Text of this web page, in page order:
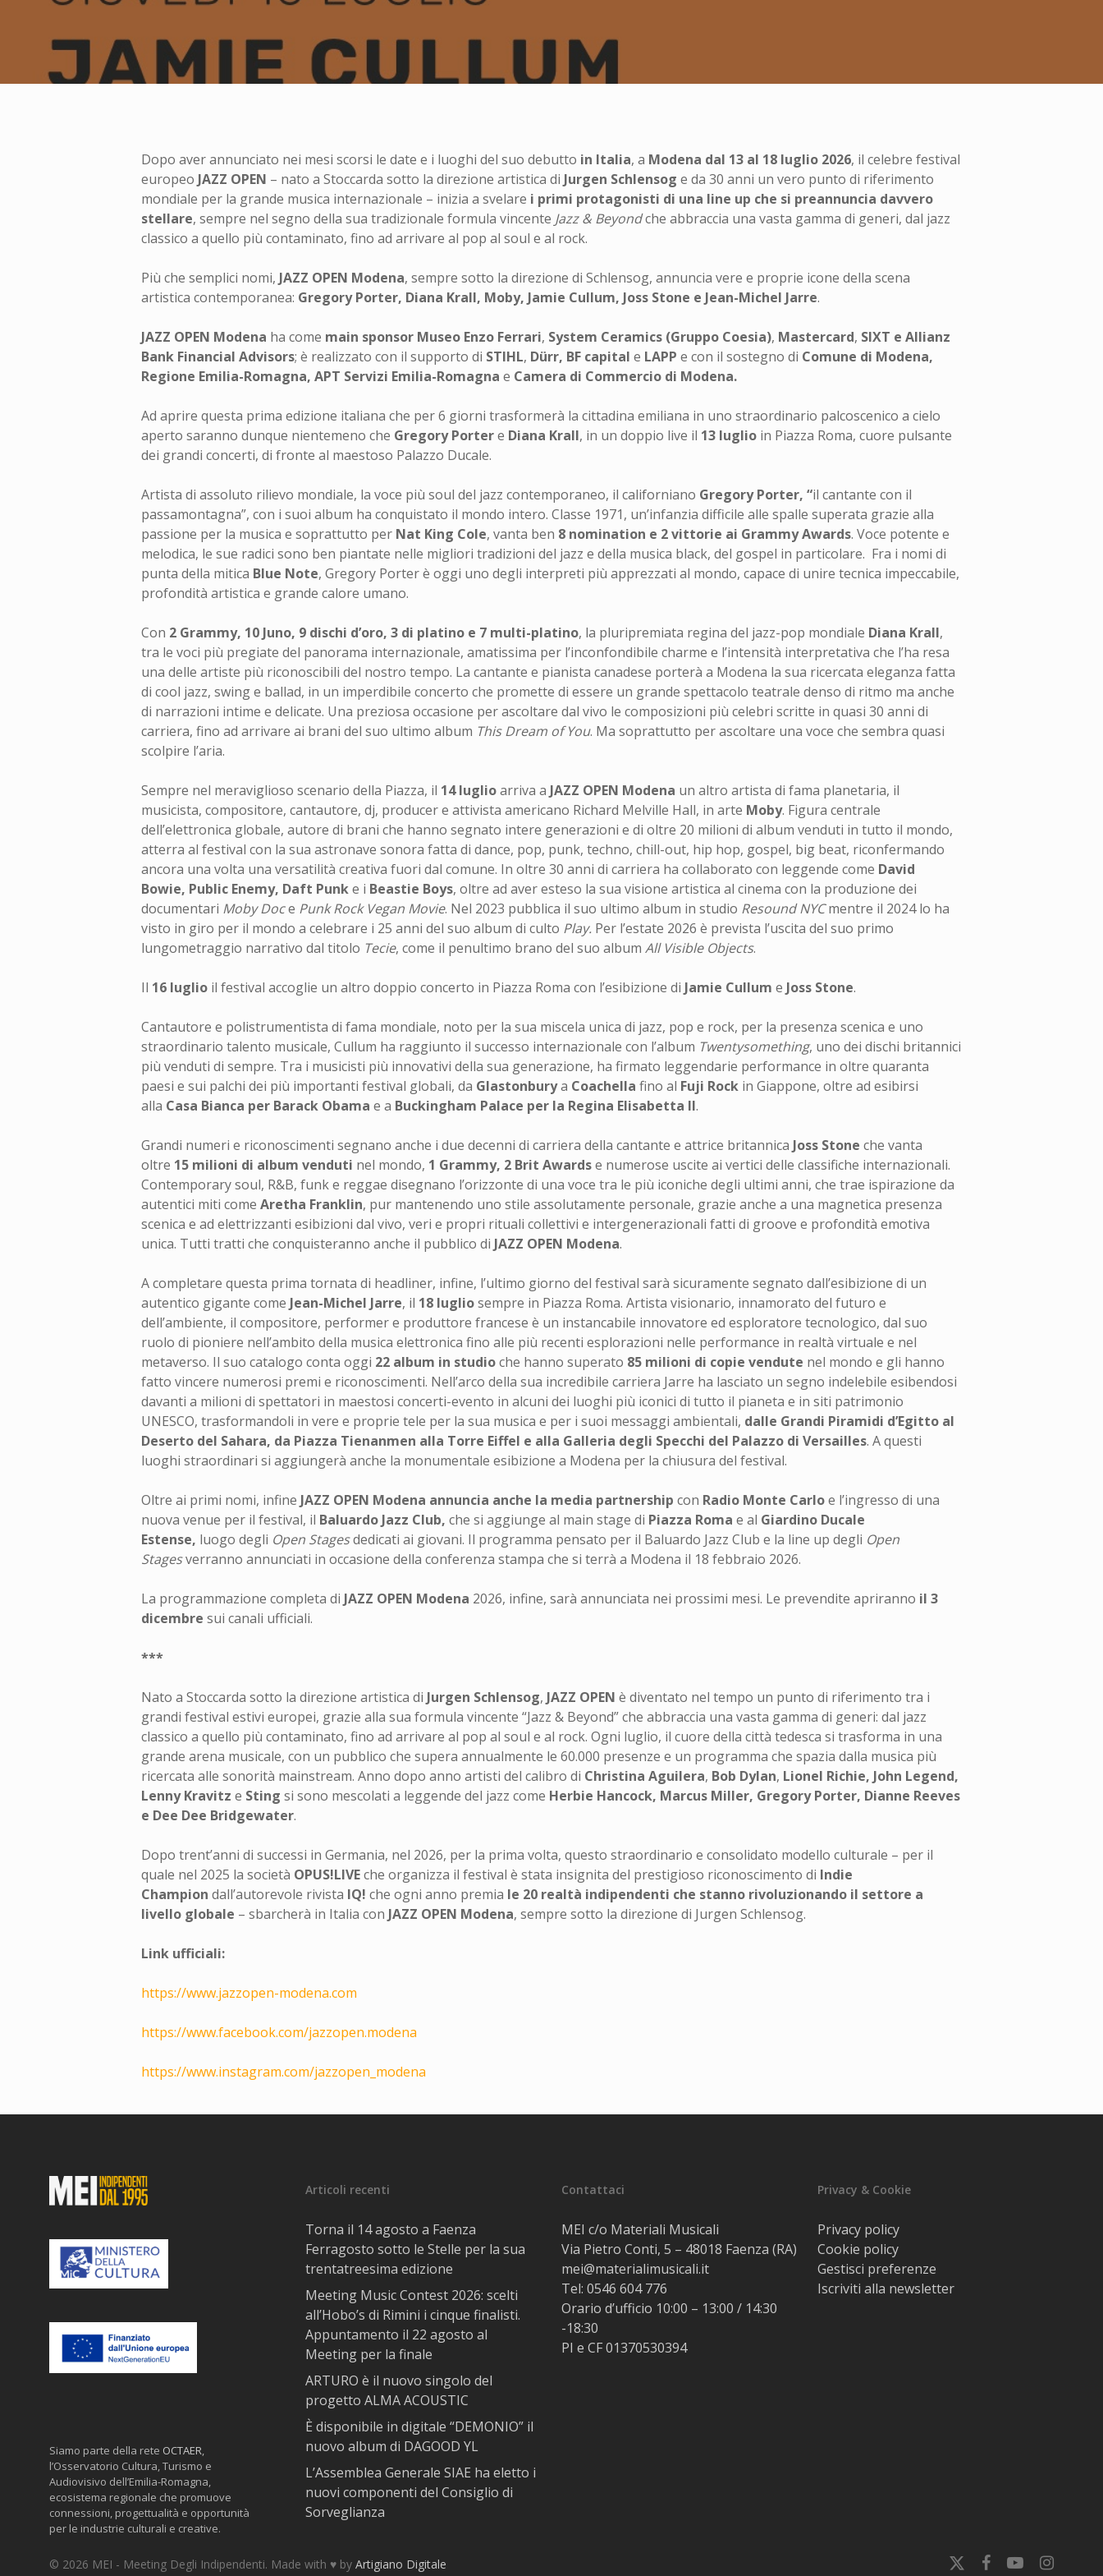
Dopo aver annunciato nei mesi scorsi le date e i luoghi del suo debutto in Italia, a Modena dal 13 al 18 luglio 2026, il celebre festival
europeo JAZZ OPEN – nato a Stoccarda sotto la direzione artistica di Jurgen Schlensog e da 30 anni un vero punto di riferimento
mondiale per la grande musica internazionale – inizia a svelare i primi protagonisti di una line up che si preannuncia davvero
stellare, sempre nel segno della sua tradizionale formula vincente Jazz & Beyondche abbraccia una vasta gamma di generi, dal jazz
classico a quello più contaminato, fino ad arrivare al pop al soul e al rock.
Più che semplici nomi, JAZZ OPEN Modena, sempre sotto la direzione di Schlensog, annuncia vere e proprie icone della scena
artistica contemporanea: Gregory Porter, Diana Krall, Moby, Jamie Cullum, Joss Stone e Jean-Michel Jarre.
JAZZ OPEN Modena ha come main sponsor Museo Enzo Ferrari, System Ceramics (Gruppo Coesia), Mastercard, SIXT e Allianz
Bank Financial Advisors; è realizzato con il supporto di STIHL, Dürr, BF capital e LAPP e con il sostegno di Comune di Modena,
Regione Emilia-Romagna, APT Servizi Emilia-Romagna e Camera di Commercio di Modena.
Ad aprire questa prima edizione italiana che per 6 giorni trasformerà la cittadina emiliana in uno straordinario palcoscenico a cielo
aperto saranno dunque nientemeno che Gregory Portere Diana Krall, in un doppio live il 13 luglio in Piazza Roma, cuore pulsante
dei grandi concerti, di fronte al maestoso Palazzo Ducale.
Artista di assoluto rilievo mondiale, la voce più soul del jazz contemporaneo, il californiano Gregory Porter, “il cantante con il
passamontagna”, con i suoi album ha conquistato il mondo intero. Classe 1971, un’infanzia difficile alle spalle superata grazie alla
passione per la musica e soprattutto per Nat King Cole, vanta ben 8 nomination e 2 vittorie ai Grammy Awards. Voce potente e
melodica, le sue radici sono ben piantate nelle migliori tradizioni del jazz e della musica black, del gospel in particolare. Fra i nomi di
punta della mitica Blue Note, Gregory Porter è oggi uno degli interpreti più apprezzati al mondo, capace di unire tecnica impeccabile,
profondità artistica e grande calore umano.
Con 2 Grammy, 10 Juno, 9 dischi d’oro, 3 di platino e 7 multi-platino, la pluripremiata regina del jazz-pop mondiale Diana Krall,
tra le voci più pregiate del panorama internazionale, amatissima per l’inconfondibile charme e l’intensità interpretativa che l’ha resa
una delle artiste più riconoscibili del nostro tempo. La cantante e pianista canadese porterà a Modena la sua ricercata eleganza fatta
di cool jazz, swing e ballad, in un imperdibile concerto che promette di essere un grande spettacolo teatrale denso di ritmo ma anche
di narrazioni intime e delicate. Una preziosa occasione per ascoltare dal vivo le composizioni più celebri scritte in quasi 30 anni di
carriera, fino ad arrivare ai brani del suo ultimo album This Dream of You. Ma soprattutto per ascoltare una voce che sembra quasi
scolpire l’aria.
Sempre nel meraviglioso scenario della Piazza, il 14 luglioarriva a JAZZ OPEN Modena un altro artista di fama planetaria, il
musicista, compositore, cantautore, dj, producer e attivista americano Richard Melville Hall, in arte Moby. Figura centrale
dell’elettronica globale, autore di brani che hanno segnato intere generazioni e di oltre 20 milioni di album venduti in tutto il mondo,
atterra al festival con la sua astronave sonora fatta di dance, pop, punk, techno, chill-out, hip hop, gospel, big beat, riconfermando
ancora una volta una versatilità creativa fuori dal comune. In oltre 30 anni di carriera ha collaborato con leggende come David
Bowie, Public Enemy, Daft Punke i Beastie Boys, oltre ad aver esteso la sua visione artistica al cinema con la produzione dei
documentari Moby Doce Punk Rock Vegan Movie. Nel 2023 pubblica il suo ultimo album in studio Resound NYCmentre il 2024 lo ha
visto in giro per il mondo a celebrare i 25 anni del suo album di culto Play. Per l’estate 2026 è prevista l’uscita del suo primo
lungometraggio narrativo dal titolo Tecie, come il penultimo brano del suo album All Visible Objects.
Il 16 luglio il festival accoglie un altro doppio concerto in Piazza Roma con l’esibizione di Jamie Cullum e Joss Stone.
Cantautore e polistrumentista di fama mondiale, noto per la sua miscela unica di jazz, pop e rock, per la presenza scenica e uno
straordinario talento musicale, Cullum ha raggiunto il successo internazionale con l’album Twentysomething, uno dei dischi britannici
più venduti di sempre. Tra i musicisti più innovativi della sua generazione, ha firmato leggendarie performance in oltre quaranta
paesi e sui palchi dei più importanti festival globali, da Glastonburya Coachella fino al Fuji Rock in Giappone, oltre ad esibirsi
alla Casa Bianca per Barack Obama e a Buckingham Palace per la Regina Elisabetta II.
Grandi numeri e riconoscimenti segnano anche i due decenni di carriera della cantante e attrice britannica Joss Stone che vanta
oltre 15 milioni di album venduti nel mondo, 1 Grammy, 2 Brit Awardse numerose uscite ai vertici delle classifiche internazionali.
Contemporary soul, R&B, funk e reggae disegnano l’orizzonte di una voce tra le più iconiche degli ultimi anni, che trae ispirazione da
autentici miti come Aretha Franklin, pur mantenendo uno stile assolutamente personale, grazie anche a una magnetica presenza
scenica e ad elettrizzanti esibizioni dal vivo, veri e propri rituali collettivi e intergenerazionali fatti di groove e profondità emotiva
unica. Tutti tratti che conquisteranno anche il pubblico di JAZZ OPEN Modena.
A completare questa prima tornata di headliner, infine, l’ultimo giorno del festival sarà sicuramente segnato dall’esibizione di un
autentico gigante come Jean-Michel Jarre, il 18 lugliosempre in Piazza Roma. Artista visionario, innamorato del futuro e
dell’ambiente, il compositore, performer e produttore francese è un instancabile innovatore ed esploratore tecnologico, dal suo
ruolo di pioniere nell’ambito della musica elettronica fino alle più recenti esplorazioni nelle performance in realtà virtuale e nel
metaverso. Il suo catalogo conta oggi 22 album in studioche hanno superato 85 milioni di copie vendute nel mondo e gli hanno
fatto vincere numerosi premi e riconoscimenti. Nell’arco della sua incredibile carriera Jarre ha lasciato un segno indelebile esibendosi
davanti a milioni di spettatori in maestosi concerti-evento in alcuni dei luoghi più iconici di tutto il pianeta e in siti patrimonio
UNESCO, trasformandoli in vere e proprie tele per la sua musica e per i suoi messaggi ambientali, dalle Grandi Piramidi d’Egitto al
Deserto del Sahara, da Piazza Tienanmen alla Torre Eiffel e alla Galleria degli Specchi del Palazzo di Versailles. A questi
luoghi straordinari si aggiungerà anche la monumentale esibizione a Modena per la chiusura del festival.
Oltre ai primi nomi, infine JAZZ OPEN Modena annuncia anche la media partnership con Radio Monte Carloe l’ingresso di una
nuova venue per il festival, il Baluardo Jazz Club, che si aggiunge al main stage di Piazza Roma e al Giardino Ducale
Estense, luogo degli Open Stagesdedicati ai giovani. Il programma pensato per il Baluardo Jazz Club e la line up degli Open
Stagesverranno annunciati in occasione della conferenza stampa che si terrà a Modena il 18 febbraio 2026.
La programmazione completa di JAZZ OPEN Modena 2026, infine, sarà annunciata nei prossimi mesi. Le prevendite apriranno il 3
dicembre sui canali ufficiali.
***
Nato a Stoccarda sotto la direzione artistica di Jurgen Schlensog, JAZZ OPEN è diventato nel tempo un punto di riferimento tra i
grandi festival estivi europei, grazie alla sua formula vincente “Jazz & Beyond” che abbraccia una vasta gamma di generi: dal jazz
classico a quello più contaminato, fino ad arrivare al pop al soul e al rock. Ogni luglio, il cuore della città tedesca si trasforma in una
grande arena musicale, con un pubblico che supera annualmente le 60.000 presenze e un programma che spazia dalla musica più
ricercata alle sonorità mainstream. Anno dopo anno artisti del calibro di Christina Aguilera, Bob Dylan, Lionel Richie, John Legend,
Lenny Kravitz e Sting si sono mescolati a leggende del jazz come Herbie Hancock, Marcus Miller, Gregory Porter, Dianne Reeves
e Dee Dee Bridgewater.
Dopo trent’anni di successi in Germania, nel 2026, per la prima volta, questo straordinario e consolidato modello culturale – per il
quale nel 2025 la società OPUS!LIVEche organizza il festival è stata insignita del prestigioso riconoscimento di Indie
Champion dall’autorevole rivista IQ! che ogni anno premia le 20 realtà indipendenti che stanno rivoluzionando il settore a
livello globale – sbarcherà in Italia con JAZZ OPEN Modena, sempre sotto la direzione di Jurgen Schlensog.
Link ufficiali:
https://www.jazzopen-modena.com
https://www.facebook.com/jazzopen.modena
https://www.instagram.com/jazzopen_modena
Siamo parte della rete OCTAER,
l’Osservatorio Cultura, Turismo e
Audiovisivo dell’Emilia-Romagna,
ecosistema regionale che promuove
connessioni, progettualità e opportunità
per le industrie culturali e creative.
Articoli recenti
Torna il 14 agosto a Faenza
Ferragosto sotto le Stelle per la sua
trentatreesima edizione
Meeting Music Contest 2026: scelti
all’Hobo’s di Rimini i cinque finalisti.
Appuntamento il 22 agosto al
Meeting per la finale
ARTURO è il nuovo singolo del
progetto ALMA ACOUSTIC
È disponibile in digitale “DEMONIO” il
nuovo album di DAGOOD YL
L’Assemblea Generale SIAE ha eletto i
nuovi componenti del Consiglio di
Sorveglianza
Contattaci
MEI c/o Materiali Musicali
Via Pietro Conti, 5 – 48018 Faenza (RA)
mei@materialimusicali.it
Tel:0546 604 776
Orario d’ufficio 10:00 – 13:00 / 14:30
-18:30
PI e CF 01370530394
Privacy & Cookie
Privacy policy
Cookie policy
Gestisci preferenze
Iscriviti alla newsletter
© 2026 MEI - Meeting Degli Indipendenti. Made with ♥️ by Artigiano Digitale
x-
facebookyoutubeinstagram